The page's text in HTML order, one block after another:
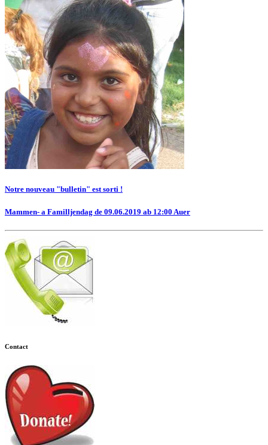
Notre nouveau "bulletin" est sorti !
Mammen- a Familljendag de 09.06.2019 ab 12:00 Auer
Contact